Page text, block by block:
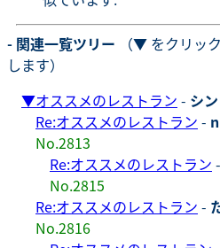
- 関連一覧ツリー （▼ をクリッ
します）
▼オススメのレストラン - シン
Re:オススメのレストラン -
No.2813
Re:オススメのレストラン -
No.2815
Re:オススメのレストラン -
No.2816